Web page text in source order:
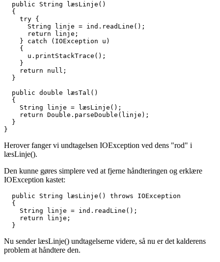
  public String læsLinje()
  {
    try {
      String linje = ind.readLine();
      return linje;
    } catch (IOException u)
    {
      u.printStackTrace();
    }
    return null;
  }
  public double læsTal()
  {
    String linje = læsLinje();
    return Double.parseDouble(linje);
  }
}
Herover fanger vi undtagelsen IOException ved dens "rod" i
læsLinje().
Den kunne gøres simplere ved at fjerne håndteringen og erklære
IOException kastet:
  public String læsLinje() throws IOException
  {
    String linje = ind.readLine();
    return linje;
  }
Nu sender læsLinje() undtagelserne videre, så nu er det kalderens
problem at håndtere den.